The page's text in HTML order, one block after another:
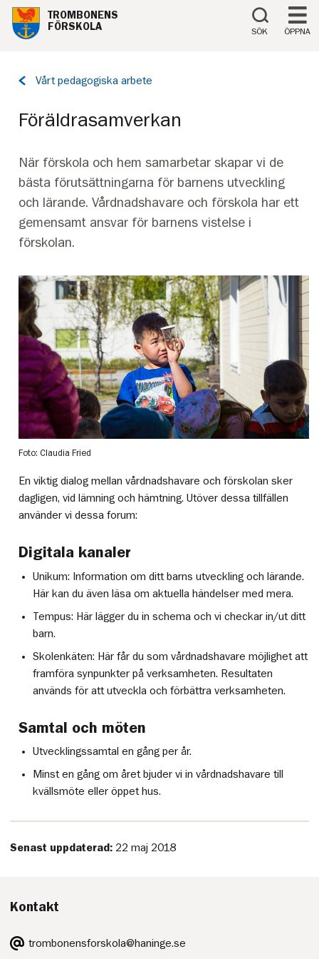
Till innehåll på sidan
TROMBONENS
FÖRSKOLA
SÖK ÖPPNA
Tillbaka
Vårt pedagogiska arbete
Föräldrasamverkan
När förskola och hem samarbetar skapar vi de
bästa förutsättningarna för barnens utveckling
och lärande. Vårdnadshavare och förskola har ett
gemensamt ansvar för barnens vistelse i
förskolan.
Foto: Claudia Fried
En viktig dialog mellan vårdnadshavare och förskolan sker
dagligen, vid lämning och hämtning. Utöver dessa tillfällen
använder vi dessa forum:
Digitala kanaler
Unikum: Information om ditt barns utveckling och lärande.
Här kan du även läsa om aktuella händelser med mera.
Tempus: Här lägger du in schema och vi checkar in/ut ditt
barn.
Skolenkäten: Här får du som vårdnadshavare möjlighet att
framföra synpunkter på verksamheten. Resultaten
används för att utveckla och förbättra verksamheten.
Samtal och möten
Utvecklingssamtal en gång per år.
Minst en gång om året bjuder vi in vårdnadshavare till
kvällsmöte eller öppet hus.
Senast uppdaterad: 22 maj 2018
Kontakt
E-
post:
trombonensforskola@haninge.se